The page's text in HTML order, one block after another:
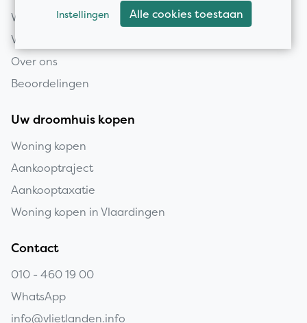
Woning verkopen
Verkooptaxatie
Over ons
Beoordelingen
Uw droomhuis kopen
Woning kopen
Aankooptraject
Aankooptaxatie
Woning kopen in Vlaardingen
Contact
010 - 460 19 00
WhatsApp
info@vlietlanden.info
Instellingen Alle cookies toestaan